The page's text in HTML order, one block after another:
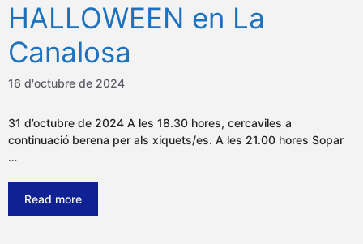
HALLOWEEN en La
Canalosa
16 d'octubre de 2024
31 d’octubre de 2024 A les 18.30 hores, cercaviles a
continuació berena per als xiquets/es. A les 21.00 hores Sopar
…
Read more